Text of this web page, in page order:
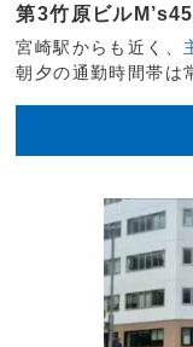
第3竹原ビル
宮崎駅からも近く、
朝夕の通勤時間帯は